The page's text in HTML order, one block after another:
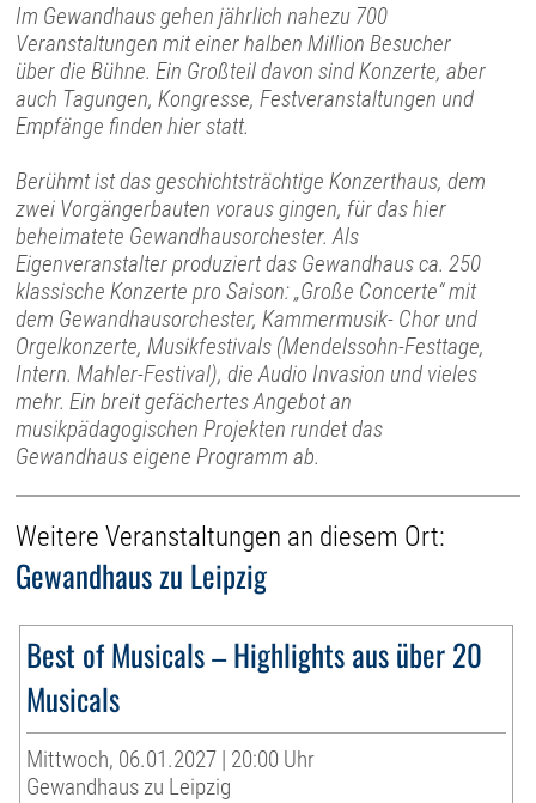
Im Gewandhaus gehen jährlich nahezu 700
Veranstaltungen mit einer halben Million Besucher
über die Bühne. Ein Großteil davon sind Konzerte, aber
auch Tagungen, Kongresse, Festveranstaltungen und
Empfänge finden hier statt.
Berühmt ist das geschichtsträchtige Konzerthaus, dem
zwei Vorgängerbauten voraus gingen, für das hier
beheimatete Gewandhausorchester. Als
Eigenveranstalter produziert das Gewandhaus ca. 250
klassische Konzerte pro Saison: „Große Concerte“ mit
dem Gewandhausorchester, Kammermusik- Chor und
Orgelkonzerte, Musikfestivals (Mendelssohn-Festtage,
Intern. Mahler-Festival), die Audio Invasion und vieles
mehr. Ein breit gefächertes Angebot an
musikpädagogischen Projekten rundet das
Gewandhaus eigene Programm ab.
Weitere Veranstaltungen an diesem Ort:
Gewandhaus zu Leipzig
Best of Musicals – Highlights aus über 20
Musicals
Mittwoch, 06.01.2027 | 20:00 Uhr
Gewandhaus zu Leipzig